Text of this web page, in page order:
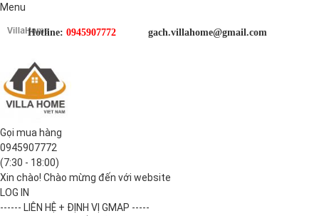
Menu
Hotline: 0945907772 gach.villahome@gmail.com
Gọi mua hàng
0945907772
(7:30 - 18:00)
Xin chào! Chào mừng đến với website
LOG IN
------ LIÊN HỆ + ĐỊNH VỊ GMAP -----